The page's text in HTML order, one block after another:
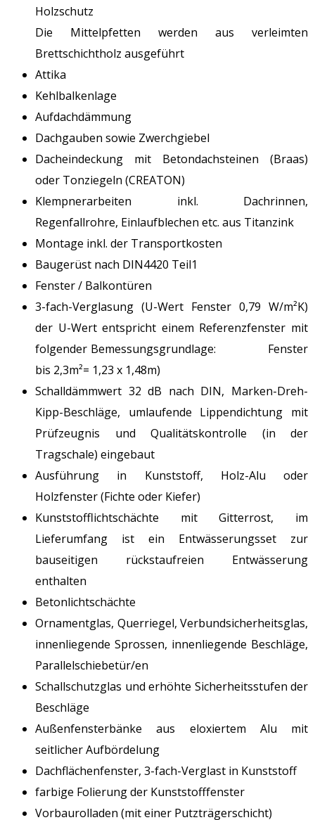
Holzschutz
Die Mittelpfetten werden aus verleimten
Brettschichtholz ausgeführt
Attika
Kehlbalkenlage
Aufdachdämmung
Dachgauben sowie Zwerchgiebel
Dacheindeckung mit Betondachsteinen (Braas)
oder Tonziegeln (CREATON)
Klempnerarbeiten inkl. Dachrinnen,
Regenfallrohre, Einlaufblechen etc. aus Titanzink
Montage inkl. der Transportkosten
Baugerüst nach DIN4420 Teil1
Fenster / Balkontüren
3-fach-Verglasung (U-Wert Fenster 0,79 W/m²K)
der U-Wert entspricht einem Referenzfenster mit
folgender Bemessungsgrundlage: Fenster
bis 2,3m²= 1,23 x 1,48m)
Schalldämmwert 32 dB nach DIN, Marken-Dreh-
Kipp-Beschläge, umlaufende Lippendichtung mit
Prüfzeugnis und Qualitätskontrolle (in der
Tragschale) eingebaut
Ausführung in Kunststoff, Holz-Alu oder
Holzfenster (Fichte oder Kiefer)
Kunststofflichtschächte mit Gitterrost, im
Lieferumfang ist ein Entwässerungsset zur
bauseitigen rückstaufreien Entwässerung
enthalten
Betonlichtschächte
Ornamentglas, Querriegel, Verbundsicherheitsglas,
innenliegende Sprossen, innenliegende Beschläge,
Parallelschiebetür/en
Schallschutzglas und erhöhte Sicherheitsstufen der
Beschläge
Außenfensterbänke aus eloxiertem Alu mit
seitlicher Aufbördelung
Dachflächenfenster, 3-fach-Verglast in Kunststoff
farbige Folierung der Kunststofffenster
Vorbaurolladen (mit einer Putzträgerschicht)